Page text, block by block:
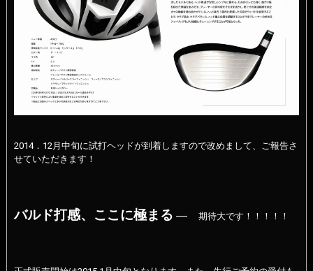
2014．12月中旬に試打ヘッドが到着しますので改めまして、ご報告さ
せていただきます！
バルド打感、ここに極まる ― 期待大です！！！！！